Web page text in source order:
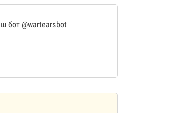
бот @wartearsbot